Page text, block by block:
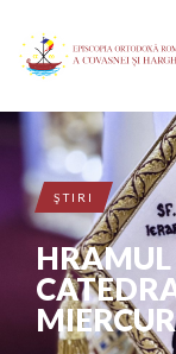
ŞTIRI
HRAMUL